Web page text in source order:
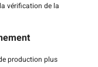
vérification de la
production plus